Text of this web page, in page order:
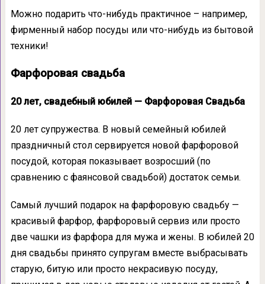
Можно подарить что-нибудь практичное – например,
фирменный набор посуды или что-нибудь из бытовой
техники!
Фарфоровая свадьба
20 лет, свадебный юбилей — Фарфоровая Свадьба
20 лет супружества. В новый семейный юбилей
праздничный стол сервируется новой фарфоровой
посудой, которая показывает возросший (по
сравнению с фаянсовой свадьбой) достаток семьи.
Самый лучший подарок на фарфоровую свадьбу —
красивый фарфор, фарфоровый сервиз или просто
две чашки из фарфора для мужа и жены. В юбилей 20
дня свадьбы принято супругам вместе выбрасывать
старую, битую или просто некрасивую посуду,